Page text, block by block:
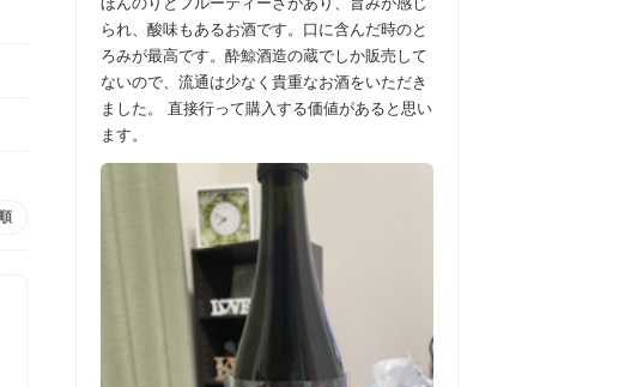
られ、酸味もあるお酒です。口に含んだ時のと
ろみが最高です。酔鯨酒造の蔵でしか販売して
ないので、流通は少なく貴重なお酒をいただき
ました。 直接行って購入する価値があると思い
ます。